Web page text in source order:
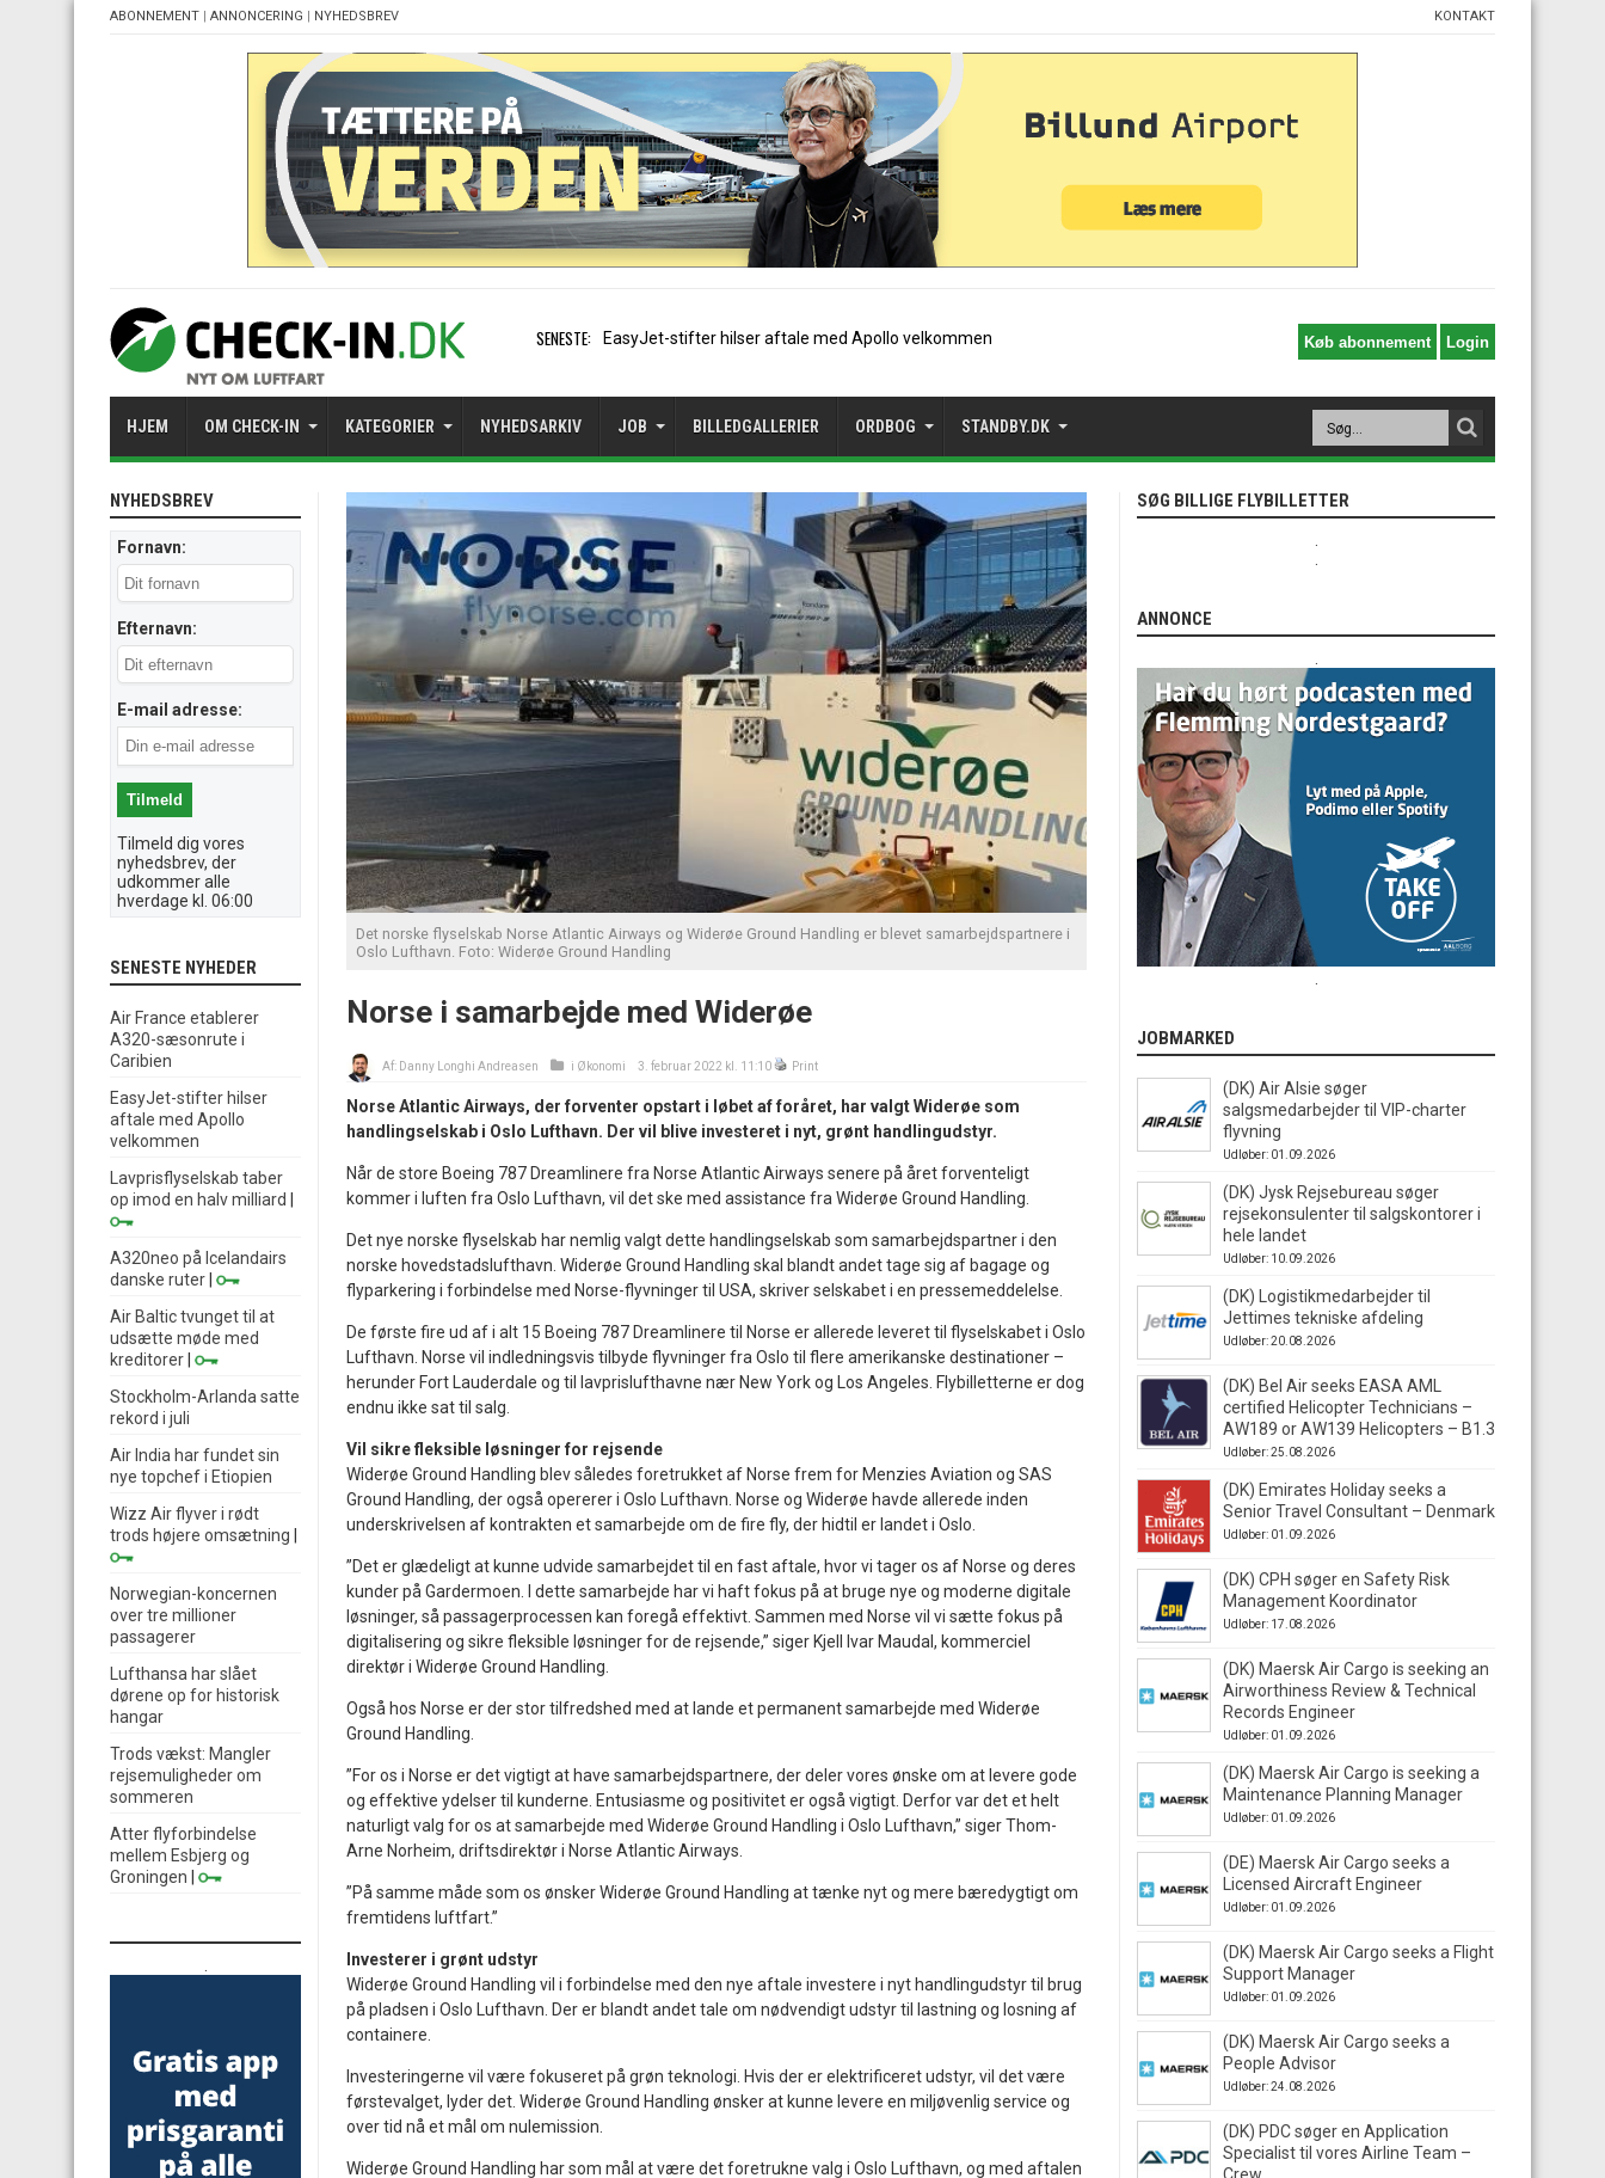
ABONNEMENT | ANNONCERING | NYHEDSBREV KONTAKT
SENESTE: Air France etablerer A320-sæson
HJEM OM CHECK-IN KATEGORIER NYHEDSARKIV JOB BILLEDGALLERIER ORDBOG STANDBY.DK
Det norske flyselskab Norse Atlantic Airways og Widerøe Ground Handling er blevet samarbejdspartnere i
Oslo Lufthavn. Foto: Widerøe Ground Handling
Norse i samarbejde med Widerøe
Af: Danny Longhi Andreasen i Økonomi 3. februar 2022 kl. 11:10 Print
Norse Atlantic Airways, der forventer opstart i løbet af foråret, har valgt Widerøe som
handlingselskab i Oslo Lufthavn. Der vil blive investeret i nyt, grønt handlingudstyr.
Når de store Boeing 787 Dreamlinere fra Norse Atlantic Airways senere på året forventeligt
kommer i luften fra Oslo Lufthavn, vil det ske med assistance fra Widerøe Ground Handling.
Det nye norske flyselskab har nemlig valgt dette handlingselskab som samarbejdspartner i den
norske hovedstadslufthavn. Widerøe Ground Handling skal blandt andet tage sig af bagage og
flyparkering i forbindelse med Norse-flyvninger til USA, skriver selskabet i en pressemeddelelse.
De første fire ud af i alt 15 Boeing 787 Dreamlinere til Norse er allerede leveret til flyselskabet i Oslo
Lufthavn. Norse vil indledningsvis tilbyde flyvninger fra Oslo til flere amerikanske destinationer –
herunder Fort Lauderdale og til lavprislufthavne nær New York og Los Angeles. Flybilletterne er dog
endnu ikke sat til salg.
Vil sikre fleksible løsninger for rejsende
Widerøe Ground Handling blev således foretrukket af Norse frem for Menzies Aviation og SAS
Ground Handling, der også opererer i Oslo Lufthavn. Norse og Widerøe havde allerede inden
underskrivelsen af kontrakten et samarbejde om de fire fly, der hidtil er landet i Oslo.
”Det er glædeligt at kunne udvide samarbejdet til en fast aftale, hvor vi tager os af Norse og deres
kunder på Gardermoen. I dette samarbejde har vi haft fokus på at bruge nye og moderne digitale
løsninger, så passagerprocessen kan foregå effektivt. Sammen med Norse vil vi sætte fokus på
digitalisering og sikre fleksible løsninger for de rejsende,” siger Kjell Ivar Maudal, kommerciel
direktør i Widerøe Ground Handling.
Også hos Norse er der stor tilfredshed med at lande et permanent samarbejde med Widerøe
Ground Handling.
”For os i Norse er det vigtigt at have samarbejdspartnere, der deler vores ønske om at levere gode
og effektive ydelser til kunderne. Entusiasme og positivitet er også vigtigt. Derfor var det et helt
naturligt valg for os at samarbejde med Widerøe Ground Handling i Oslo Lufthavn,” siger Thom-
Arne Norheim, driftsdirektør i Norse Atlantic Airways.
”På samme måde som os ønsker Widerøe Ground Handling at tænke nyt og mere bæredygtigt om
fremtidens luftfart.”
Investerer i grønt udstyr
Widerøe Ground Handling vil i forbindelse med den nye aftale investere i nyt handlingudstyr til brug
på pladsen i Oslo Lufthavn. Der er blandt andet tale om nødvendigt udstyr til lastning og losning af
containere.
Investeringerne vil være fokuseret på grøn teknologi. Hvis der er elektrificeret udstyr, vil det være
førstevalget, lyder det. Widerøe Ground Handling ønsker at kunne levere en miljøvenlig service og
over tid nå et mål om nulemission.
Widerøe Ground Handling har som mål at være det foretrukne valg i Oslo Lufthavn, og med aftalen
NYHEDSBREV
Fornavn:
Efternavn:
E-mail adresse:
Tilmeld dig vores
nyhedsbrev, der
udkommer alle
hverdage kl. 06:00
SENESTE NYHEDER
Air France etablerer
A320-sæsonrute i
Caribien
EasyJet-stifter hilser
aftale med Apollo
velkommen
Lavprisflyselskab taber
op imod en halv milliard
A320neo på Icelandairs
danske ruter
Air Baltic tvunget til at
udsætte møde med
kreditorer
Stockholm-Arlanda satte
rekord i juli
Air India har fundet sin
nye topchef i Etiopien
Wizz Air flyver i rødt
trods højere omsætning
Norwegian-koncernen
over tre millioner
passagerer
Lufthansa har slået
dørene op for historisk
hangar
Trods vækst: Mangler
rejsemuligheder om
sommeren
Atter flyforbindelse
mellem Esbjerg og
Groningen
SØG BILLIGE FLYBILLETTER
ANNONCE
JOBMARKED
(DK) Air Alsie søger
salgsmedarbejder til VIP-charter
flyvning
Udløber: 01.09.2026
(DK) Jysk Rejsebureau søger
rejsekonsulenter til salgskontorer i
hele landet
Udløber: 10.09.2026
(DK) Logistikmedarbejder til
Jettimes tekniske afdeling
Udløber: 20.08.2026
(DK) Bel Air seeks EASA AML
certified Helicopter Technicians –
AW189 or AW139 Helicopters – B1.3
Udløber: 25.08.2026
(DK) Emirates Holiday seeks a
Senior Travel Consultant – Denmark
Udløber: 01.09.2026
(DK) CPH søger en Safety Risk
Management Koordinator
Udløber: 17.08.2026
(DK) Maersk Air Cargo is seeking an
Airworthiness Review & Technical
Records Engineer
Udløber: 01.09.2026
(DK) Maersk Air Cargo is seeking a
Maintenance Planning Manager
Udløber: 01.09.2026
(DE) Maersk Air Cargo seeks a
Licensed Aircraft Engineer
Udløber: 01.09.2026
(DK) Maersk Air Cargo seeks a Flight
Support Manager
Udløber: 01.09.2026
(DK) Maersk Air Cargo seeks a
People Advisor
Udløber: 24.08.2026
(DK) PDC søger en Application
Specialist til vores Airline Team –